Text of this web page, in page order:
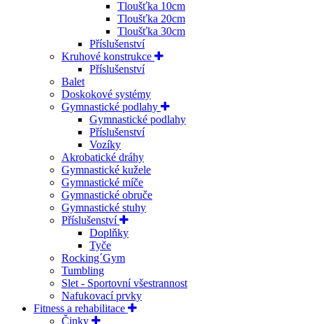
Tloušťka 10cm
Tloušťka 20cm
Tloušťka 30cm
Příslušenství
Kruhové konstrukce
Příslušenství
Balet
Doskokové systémy
Gymnastické podlahy
Gymnastické podlahy
Příslušenství
Vozíky
Akrobatické dráhy
Gymnastické kužele
Gymnastické míče
Gymnastické obruče
Gymnastické stuhy
Příslušenství
Doplňky
Tyče
Rocking´Gym
Tumbling
Slet - Sportovní všestrannost
Nafukovací prvky
Fitness a rehabilitace
Činky